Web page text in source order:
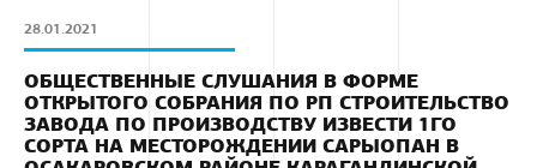
28.01.2021
ОБЩЕСТВЕННЫЕ СЛУШАНИЯ В ФОРМЕ
ОТКРЫТОГО СОБРАНИЯ ПО РП СТРОИТЕЛЬСТВО
ЗАВОДА ПО ПРОИЗВОДСТВУ ИЗВЕСТИ 1ГО
СОРТА НА МЕСТОРОЖДЕНИИ САРЫОПАН В